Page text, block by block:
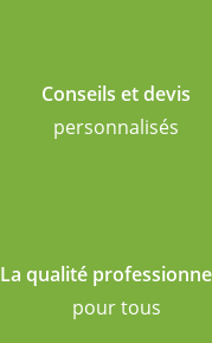
Conseils et devis
personnalisés
La qualité
pour tous